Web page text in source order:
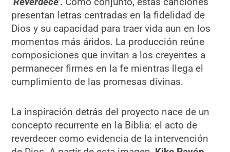
presentan letras centradas en la fidelidad de
Dios y su capacidad para traer vida aun en los
momentos más áridos. La producción reúne
composiciones que invitan a los creyentes a
permanecer firmes en la fe mientras llega el
cumplimiento de las promesas divinas.
La inspiración detrás del proyecto nace de un
concepto recurrente en la Biblia: el acto de
reverdecer como evidencia de la intervención